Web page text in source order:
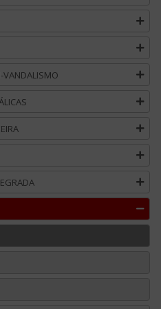
VANDALISMO